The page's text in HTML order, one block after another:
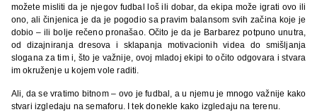
možete misliti da je njegov fudbal loš ili dobar, da ekipa može igrati ovo ili
ono, ali činjenica je da je pogodio sa pravim balansom svih začina koje je
dobio – ili bolje rečeno pronašao. Očito je da je Barbarez potpuno unutra,
od dizajniranja dresova i sklapanja motivacionih videa do smišljanja
slogana za tim i, što je važnije, ovoj mladoj ekipi to očito odgovara i stvara
im okruženje u kojem vole raditi.
Ali, da se vratimo bitnom – ovo je fudbal, a u njemu je mnogo važnije kako
stvari izgledaju na semaforu. I tek donekle kako izgledaju na terenu.